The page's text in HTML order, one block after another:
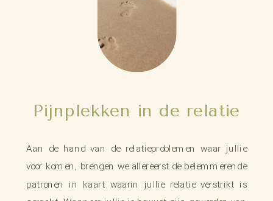
Pijnplekken in de relatie
Aan de hand van de relatieproblemen waar jullie
voor komen, brengen we allereerst de belemmerende
patronen in kaart waarin jullie relatie verstrikt is